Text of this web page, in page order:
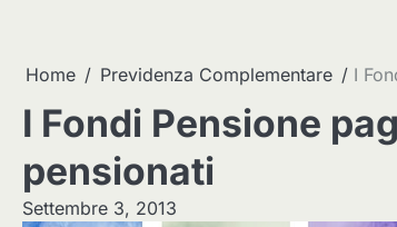
Home Previdenza Complementare I
I Fondi Pensione
pensionati
Settembre 3, 2013